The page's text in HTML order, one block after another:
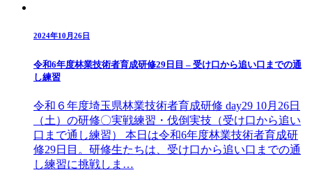
2024年10月26日
令和6年度林業技術者育成研修29日目 – 受け口から追い口までの通
し練習
令和６年度埼玉県林業技術者育成研修 day29 10月26日
（土）の研修〇実戦練習・伐倒実技（受け口から追い
口まで通し練習） 本日は令和6年度林業技術者育成研
修29日目。研修生たちは、受け口から追い口までの通
し練習に挑戦しま…